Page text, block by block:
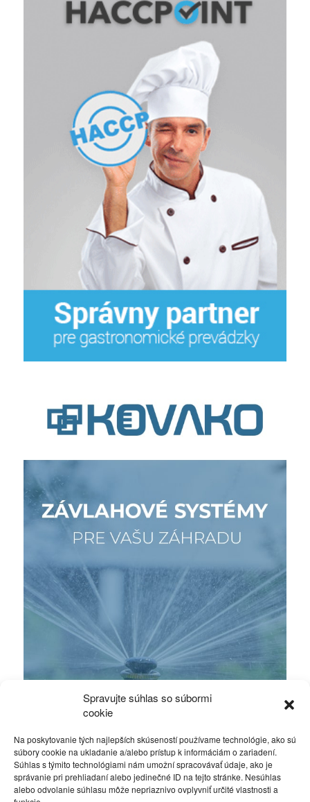
Spravujte súhlas so súbormi
cookie
Na poskytovanie tých najlepších skúseností používame technológie, ako sú
súbory cookie na ukladanie a/alebo prístup k informáciám o zariadení.
Súhlas s týmito technológiami nám umožní spracovávať údaje, ako je
správanie pri prehliadaní alebo jedinečné ID na tejto stránke. Nesúhlas
alebo odvolanie súhlasu môže nepriaznivo ovplyvniť určité vlastnosti a